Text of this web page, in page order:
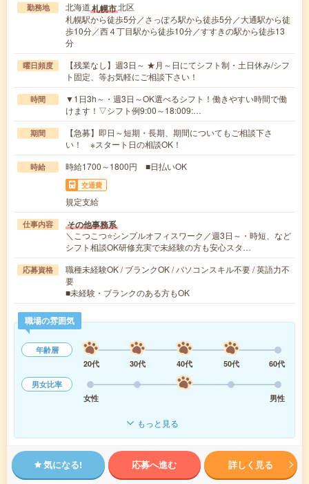
勤務地 北海道札幌市北区
札幌駅から徒歩5分／さっぽろ駅から徒歩5分／大通駅から徒
歩10分／西４丁目駅から徒歩10分／すすきの駅から徒歩13
分
曜日頻度
【残業なし】週3日～ ★月～日にてシフト制・土日休み/シフ
ト固定、等お気軽にご相談下さい！
時間
▼1日3h～・週3日～OK選べるシフト！働きやすい時間で働
けます！▽シフト例9:00～18:009:…
期間
【急募】即日～短期・長期、期間についてもご相談下さ
い！ ※スタート日の相談OK！
時給 時給1700～1800円 ■日払いOK
交通費
規定支給
仕事内容 その他事務系
＼こつこつ⭐シンプルオフィスワーク／週3日～・時短、など
シフト相談OK研修充実で未経験の方も安心スタ…
応募資格
職種未経験OK / ブランクOK / パソコンスキル不要 / 英語力不
要
■未経験・ブランクのある方もOK
職場の雰囲気
年齢層
20代
30代 40代 50代
60代
男女比率
女性
男性
もっと見る
気になる! 応募へ進む 詳しく見る